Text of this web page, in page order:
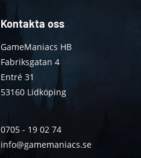
Kontakta oss
GameManiacs HB
Fabriksgatan 4
Entré 31
53160 Lidköping
0705 - 19 02 74
info@gamemaniacs.se